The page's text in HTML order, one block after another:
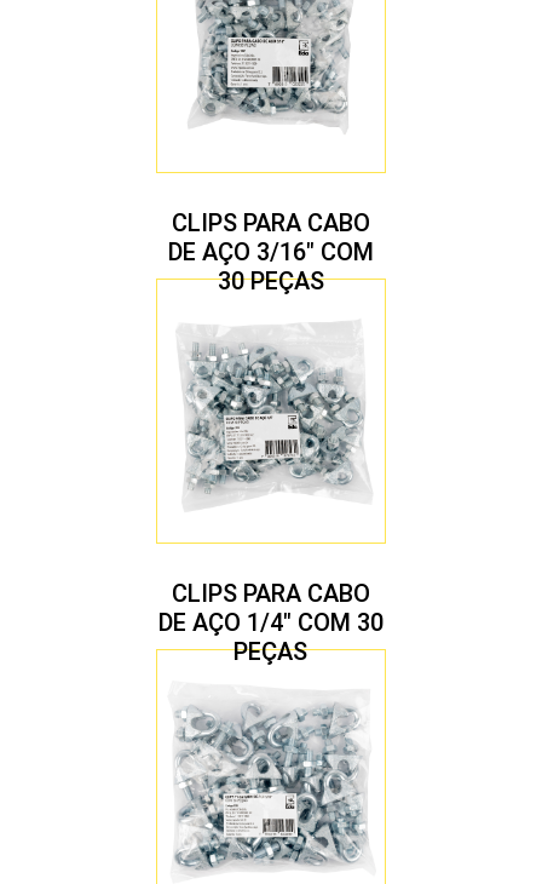
CLIPS PARA CABO
DE AÇO 3/16″ COM
30 PEÇAS
CLIPS PARA CABO
DE AÇO 1/4″ COM 30
PEÇAS